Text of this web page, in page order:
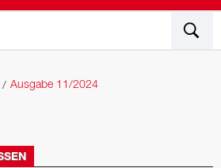
Ausgabe 11/2024